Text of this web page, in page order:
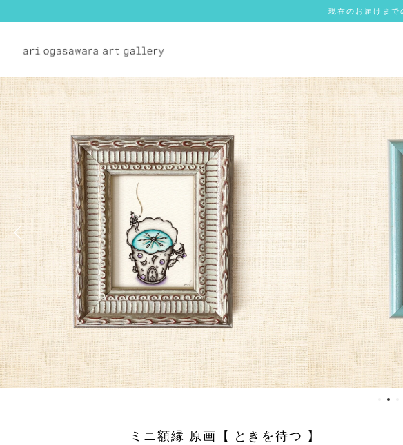
現在のお届けま
ミニ額縁 原画【 ときを待つ 】